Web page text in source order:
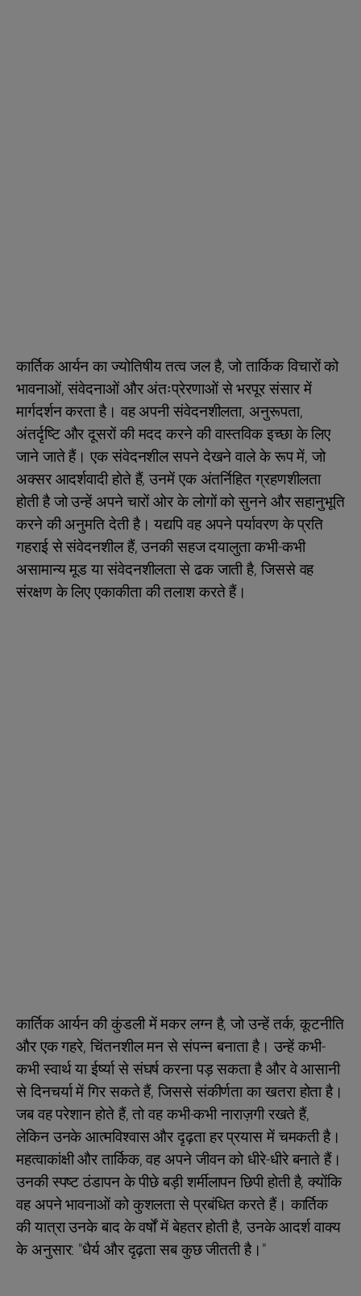
कार्तिक आर्यन का ज्योतिषीय तत्व जल है, जो तार्किक विचारों को
भावनाओं, संवेदनाओं और अंतःप्रेरणाओं से भरपूर संसार में
मार्गदर्शन करता है। वह अपनी संवेदनशीलता, अनुरूपता,
अंतर्दृष्टि और दूसरों की मदद करने की वास्तविक इच्छा के लिए
जाने जाते हैं। एक संवेदनशील सपने देखने वाले के रूप में, जो
अक्सर आदर्शवादी होते हैं, उनमें एक अंतर्निहित ग्रहणशीलता
होती है जो उन्हें अपने चारों ओर के लोगों को सुनने और सहानुभूति
करने की अनुमति देती है। यद्यपि वह अपने पर्यावरण के प्रति
गहराई से संवेदनशील हैं, उनकी सहज दयालुता कभी-कभी
असामान्य मूड या संवेदनशीलता से ढक जाती है, जिससे वह
संरक्षण के लिए एकाकीता की तलाश करते हैं।
कार्तिक आर्यन की कुंडली में मकर लग्न है, जो उन्हें तर्क, कूटनीति
और एक गहरे, चिंतनशील मन से संपन्न बनाता है। उन्हें कभी-
कभी स्वार्थ या ईर्ष्या से संघर्ष करना पड़ सकता है और वे आसानी
से दिनचर्या में गिर सकते हैं, जिससे संकीर्णता का खतरा होता है।
जब वह परेशान होते हैं, तो वह कभी-कभी नाराज़गी रखते हैं,
लेकिन उनके आत्मविश्वास और दृढ़ता हर प्रयास में चमकती है।
महत्वाकांक्षी और तार्किक, वह अपने जीवन को धीरे-धीरे बनाते हैं।
उनकी स्पष्ट ठंडापन के पीछे बड़ी शर्मीलापन छिपी होती है, क्योंकि
वह अपने भावनाओं को कुशलता से प्रबंधित करते हैं। कार्तिक
की यात्रा उनके बाद के वर्षों में बेहतर होती है, उनके आदर्श वाक्य
के अनुसार: "धैर्य और दृढ़ता सब कुछ जीतती है।"